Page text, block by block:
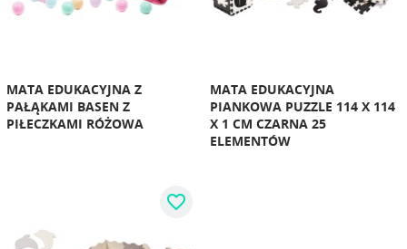
MATA EDUKACYJNA Z
PAŁĄKAMI BASEN Z
PIŁECZKAMI RÓŻOWA
MATA EDUKACYJNA
PIANKOWA PUZZLE 114 X 114
X 1 CM CZARNA 25
ELEMENTÓW
favorite_border